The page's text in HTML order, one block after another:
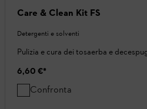
Care & Clean Kit FS
Detergenti e solventi
Pulizia e cura dei tosaerba e
6,60 €*
Confronta